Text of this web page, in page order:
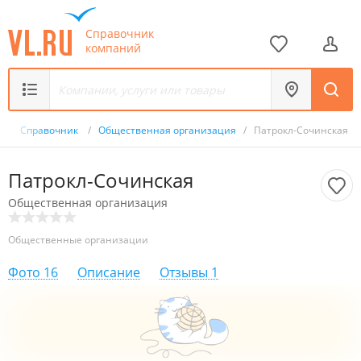
Справочник
компаний
Справочник / Общественная организация / Патрокл-Сочинская
Патрокл-Сочинская
Общественная организация
Общественные организации
Фото 16 Описание Отзывы 1